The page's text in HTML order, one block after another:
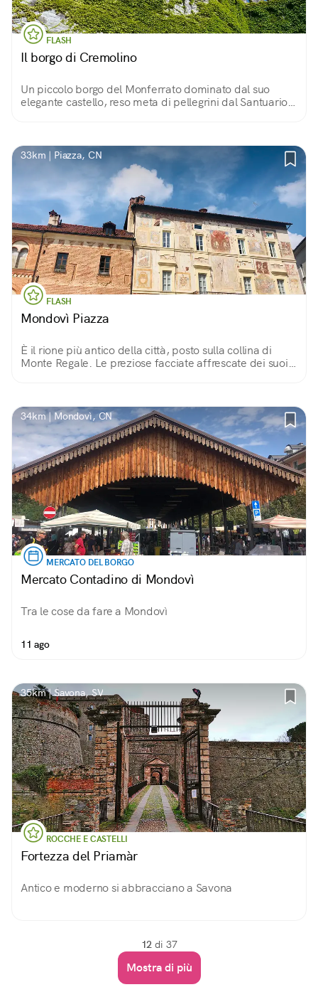
FLASH
Il borgo di Cremolino
Un piccolo borgo del Monferrato dominato dal suo
elegante castello, reso meta di pellegrini dal Santuario
33km | Piazza, CN
FLASH
Mondovì Piazza
È il rione più antico della città, posto sulla collina di
Monte Regale. Le preziose facciate affrescate dei suoi
34km | Mondovì, CN
MERCATO DEL BORGO
Mercato Contadino di Mondovì
Tra le cose da fare a Mondovì
11 ago
35km | Savona, SV
ROCCHE E CASTELLI
Fortezza del Priamàr
Antico e moderno si abbracciano a Savona
12 di 37
Mostra di più